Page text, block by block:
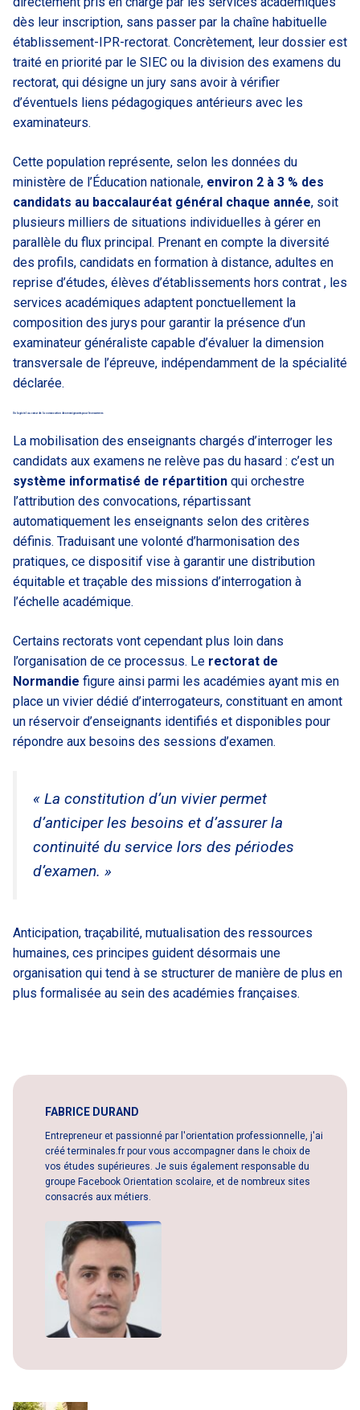
dès leur inscription, sans passer par la chaîne habituelle
établissement-IPR-rectorat. Concrètement, leur dossier est
traité en priorité par le SIEC ou la division des examens du
rectorat, qui désigne un jury sans avoir à vérifier
d’éventuels liens pédagogiques antérieurs avec les
examinateurs.
Cette population représente, selon les données du
ministère de l’Éducation nationale, environ 2 à 3 % des
candidats au baccalauréat général chaque année, soit
plusieurs milliers de situations individuelles à gérer en
parallèle du flux principal. Prenant en compte la diversité
des profils, candidats en formation à distance, adultes en
reprise d’études, élèves d’établissements hors contrat , les
services académiques adaptent ponctuellement la
composition des jurys pour garantir la présence d’un
examinateur généraliste capable d’évaluer la dimension
transversale de l’épreuve, indépendamment de la spécialité
déclarée.
Un logiciel au cœur de la convocation des enseignants pour les examens
La mobilisation des enseignants chargés d’interroger les
candidats aux examens ne relève pas du hasard : c’est un
système informatisé de répartition qui orchestre
l’attribution des convocations, répartissant
automatiquement les enseignants selon des critères
définis. Traduisant une volonté d’harmonisation des
pratiques, ce dispositif vise à garantir une distribution
équitable et traçable des missions d’interrogation à
l’échelle académique.
Certains rectorats vont cependant plus loin dans
l’organisation de ce processus. Le rectorat de
Normandie figure ainsi parmi les académies ayant mis en
place un vivier dédié d’interrogateurs, constituant en amont
un réservoir d’enseignants identifiés et disponibles pour
répondre aux besoins des sessions d’examen.
« La constitution d’un vivier permet
d’anticiper les besoins et d’assurer la
continuité du service lors des périodes
d’examen. »
Anticipation, traçabilité, mutualisation des ressources
humaines, ces principes guident désormais une
organisation qui tend à se structurer de manière de plus en
plus formalisée au sein des académies françaises.
FABRICE DURAND
Entrepreneur et passionné par l'orientation professionnelle, j'ai
créé terminales.fr pour vous accompagner dans le choix de
vos études supérieures. Je suis également responsable du
groupe Facebook Orientation scolaire, et de nombreux sites
consacrés aux métiers.